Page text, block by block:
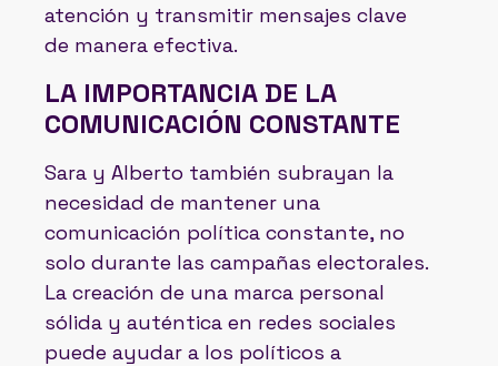
atención y transmitir mensajes clave
de manera efectiva.
LA IMPORTANCIA DE LA
COMUNICACIÓN CONSTANTE
Sara y Alberto también subrayan la
necesidad de mantener una
comunicación política constante, no
solo durante las campañas electorales.
La creación de una marca personal
sólida y auténtica en redes sociales
puede ayudar a los políticos a